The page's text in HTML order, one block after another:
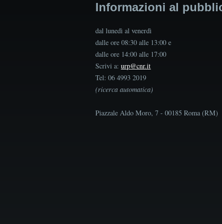
Informazioni al
dal lunedì al venerdì
dalle ore 08:30 alle 13:00 e
dalle ore 14:00 alle 17:00
Scrivi a:urp@cnr.it
Tel: 06 4993 2019
(ricerca automatica)
Piazzale Aldo Moro, 7 - 00185 Roma (RM)